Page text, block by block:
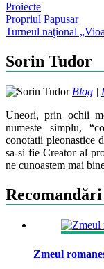
Proiecte
Post
navigation
Propriul Papusar
Turneul naţional
Sorin Tudor
Blog |
Uneori, prin ochii
numeste simplu,
conotatii pleonastice
sa-si fie Creator al
ne cunoastem mai
Recomandări
Zmeul